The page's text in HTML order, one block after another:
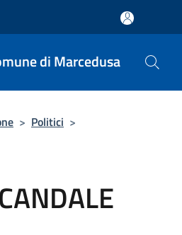
di Marcedusa
> Politici >